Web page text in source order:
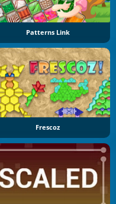
Patterns Link
Frescoz